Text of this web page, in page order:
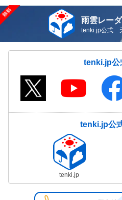
雨雲レー
tenki.jp公式
tenki.jp公
tenki.jp公
tenki.jp